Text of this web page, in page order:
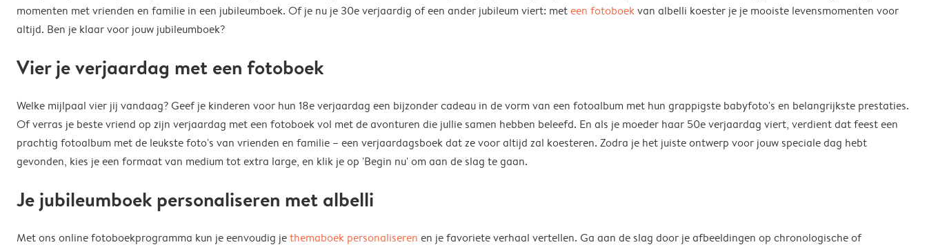
momenten met vrienden en familie in een jubileumboek. Of je nu je 30e verjaardig of een ander jubileum viert: meteen fotoboekvan albelli koester je je mooiste levensmomenten voor
altijd. Ben je klaar voor jouw jubileumboek?
Vier je verjaardag met een fotoboek
Welke mijlpaal vier jij vandaag? Geef je kinderen voor hun 18e verjaardag een bijzonder cadeau in de vorm van een fotoalbum met hun grappigste babyfoto's en belangrijkste prestaties.
Of verras je beste vriend op zijn verjaardag met een fotoboek vol met de avonturen die jullie samen hebben beleefd. En als je moeder haar 50e verjaardag viert, verdient dat feest een
prachtig fotoalbum met de leukste foto's van vrienden en familie – een verjaardagsboek dat ze voor altijd zal koesteren. Zodra je het juiste ontwerp voor jouw speciale dag hebt
gevonden, kies je een formaat van medium tot extra large, en klik je op 'Begin nu' om aan de slag te gaan.
Je jubileumboek personaliseren met albelli
Met ons online fotoboekprogramma kun je eenvoudig jethemaboek personaliseren en je favoriete verhaal vertellen. Ga aan de slag door je afbeeldingen op chronologische of